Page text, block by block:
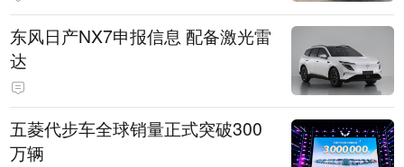
东风日产NX7申报信息 配备激光雷
达
五菱代步车全球销量正式突破300
万辆